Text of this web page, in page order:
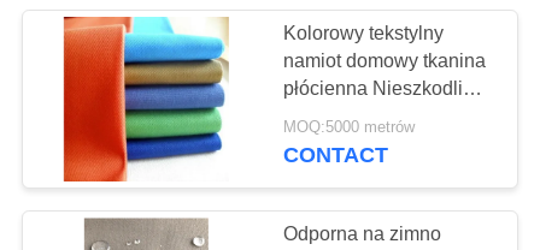
SITEMAP
PRIVACY
POLICYTkanina Tarpaulin
Płyta PVC
35
Kolorowy tekstylny
namiot domowy tkanina
płócienna Nieszkodliwy
i oddychający materiał
MOQ:5000 metrów
CONTACT
Odporna na zimno